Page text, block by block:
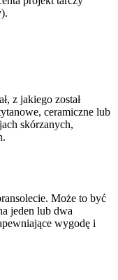
z jakiego został
ceramiczne lub
skórzanych,
Może to być
jeden lub dwa
wygodę i